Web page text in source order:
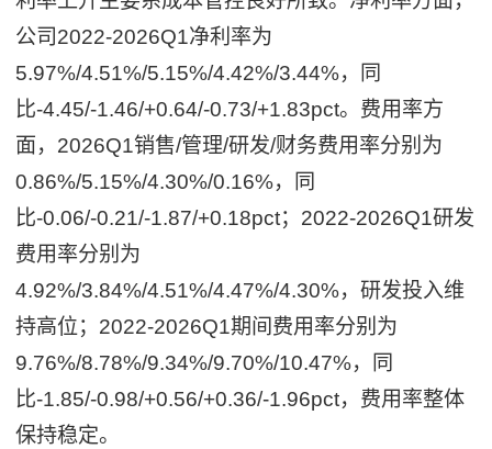
公司2022-2026Q1净利率为
5.97%/4.51%/5.15%/4.42%/3.44%，同
比-4.45/-1.46/+0.64/-0.73/+1.83pct。费用率方
面，2026Q1销售/管理/研发/财务费用率分别为
0.86%/5.15%/4.30%/0.16%，同
比-0.06/-0.21/-1.87/+0.18pct；2022-2026Q1研发
费用率分别为
4.92%/3.84%/4.51%/4.47%/4.30%，研发投入维
持高位；2022-2026Q1期间费用率分别为
9.76%/8.78%/9.34%/9.70%/10.47%，同
比-1.85/-0.98/+0.56/+0.36/-1.96pct，费用率整体
保持稳定。